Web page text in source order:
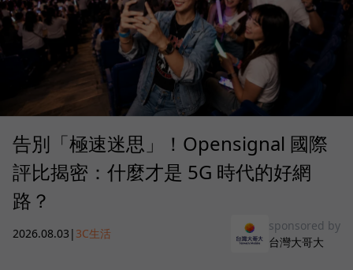
告別「極速迷思」！Opensignal 國際
評比揭密：什麼才是 5G 時代的好網
路？
2026.08.03 | 3C生活
sponsored by
台灣大哥大